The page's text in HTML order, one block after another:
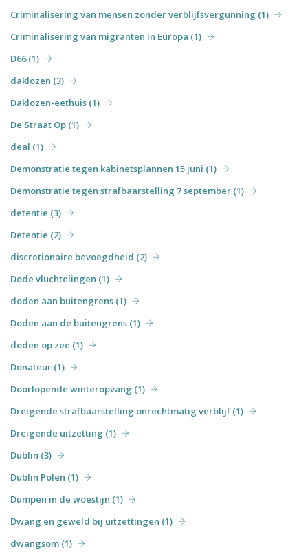
Criminalisering van mensen zonder verblijfsvergunning (1)
Criminalisering van migranten in Europa (1)
D66 (1)
daklozen (3)
Daklozen-eethuis (1)
De Straat Op (1)
deal (1)
Demonstratie tegen kabinetsplannen 15 juni (1)
Demonstratie tegen strafbaarstelling 7 september (1)
detentie (3)
Detentie (2)
discretionaire bevoegdheid (2)
Dode vluchtelingen (1)
doden aan buitengrens (1)
Doden aan de buitengrens (1)
doden op zee (1)
Donateur (1)
Doorlopende winteropvang (1)
Dreigende strafbaarstelling onrechtmatig verblijf (1)
Dreigende uitzetting (1)
Dublin (3)
Dublin Polen (1)
Dumpen in de woestijn (1)
Dwang en geweld bij uitzettingen (1)
dwangsom (1)